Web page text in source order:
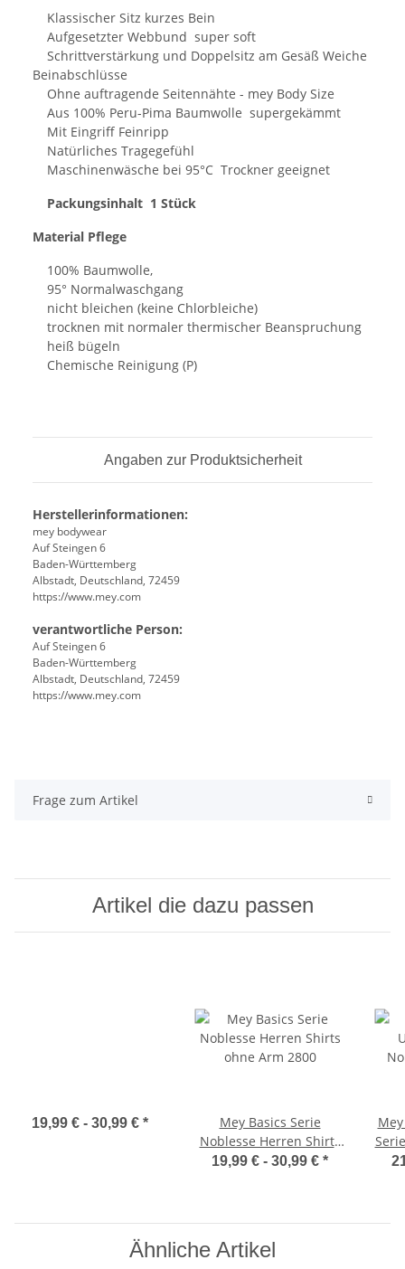
Klassischer Sitz kurzes Bein
Aufgesetzter Webbund super soft
Schrittverstärkung und Doppelsitz am Gesäß Weiche
Beinabschlüsse
Ohne auftragende Seitennähte - mey Body Size
Aus 100% Peru-Pima Baumwolle supergekämmt
Mit Eingriff Feinripp
Natürliches Tragegefühl
Maschinenwäsche bei 95°C Trockner geeignet
Packungsinhalt 1 Stück
Material Pflege
100% Baumwolle,
95° Normalwaschgang
nicht bleichen (keine Chlorbleiche)
trocknen mit normaler thermischer Beanspruchung
heiß bügeln
Chemische Reinigung (P)
Angaben zur Produktsicherheit
Herstellerinformationen:
mey bodywear
Auf Steingen 6
Baden-Württemberg
Albstadt, Deutschland, 72459
https://www.mey.com
verantwortliche Person:
Auf Steingen 6
Baden-Württemberg
Albstadt, Deutschland, 72459
https://www.mey.com
Frage zum Artikel
Artikel die dazu passen
19,99 € - 30,99 € *
Mey Basics Serie
Noblesse Herren Shirts
ohne Arm 2800
19,99 € - 30,99 € *
Ähnliche Artikel